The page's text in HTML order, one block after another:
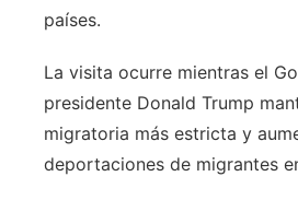
países.
La visita ocurre mientras el
presidente Donald Trump
migratoria más estricta y
deportaciones de migrantes